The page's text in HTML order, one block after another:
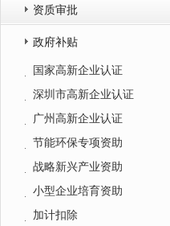
资质审批
政府补贴
国家高新企业认证
深圳市高新企业认证
广州高新企业认证
节能环保专项资助
战略新兴产业资助
小型企业培育资助
加计扣除